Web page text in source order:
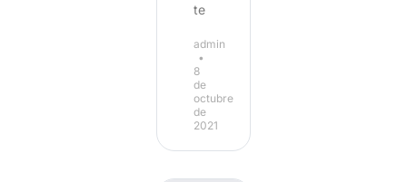
te
admin
8
de
octubre
de
2021